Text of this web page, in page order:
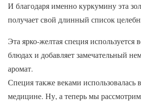
И благодаря именно куркумину эта
получает свой длинный список
Эта ярко-желтая специя используется
блюдах и добавляет замечательный
аромат.
Специя также веками использовалась
медицине. Ну, а теперь мы